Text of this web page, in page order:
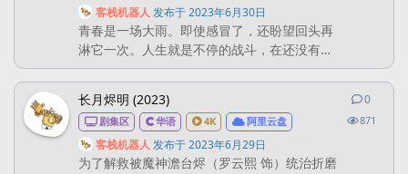
人文、历史等知识于一体。让观者在看的同
时，既获得乐趣，又了解到相应的知...
客栈机器人 发布于2023年6月30日
青春是一场大雨。即使感冒了，还盼望回头再
淋它一次。人生就是不停的战斗，在还没有获
得女神青睐时，左手永远都只是辅助！！！ 柯
景腾（柯震东 饰）和他的一群好友，爱耍帅却
老是情场失意的老曹（敖犬 饰），停止不了勃
起所以叫勃起的勃起（鄢胜宇 饰），想用搞笑
致胜却总是失败的该边（蔡昌 宪 饰），胖界的
夺爱高手阿和（赦绍文 饰），从国中到高中，
长月烬明 (2023)
剧集区 华语 4K 阿里云盘
客栈机器人 发布于2023年6月29日
871
为了解救被魔神澹台烬（罗云熙 饰）统治折磨
0